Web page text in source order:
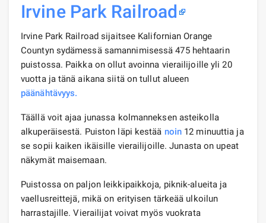
Irvine Park Railroad
Irvine Park Railroad sijaitsee Kalifornian Orange
Countyn sydämessä samannimisessä 475 hehtaarin
puistossa. Paikka on ollut avoinna vierailijoille yli 20
vuotta ja tänä aikana siitä on tullut alueen
päänähtävyys.
Täällä voit ajaa junassa kolmanneksen asteikolla
alkuperäisestä. Puiston läpi kestää noin 12 minuuttia ja
se sopii kaiken ikäisille vierailijoille. Junasta on upeat
näkymät maisemaan.
Puistossa on paljon leikkipaikkoja, piknik-alueita ja
vaellusreittejä, mikä on erityisen tärkeää ulkoilun
harrastajille. Vierailijat voivat myös vuokrata